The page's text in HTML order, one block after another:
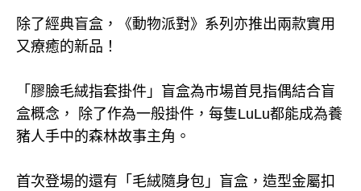
除了經典盲盒，《動物派對》系列亦推出兩款實用
又療癒的新品！
「膠臉毛絨指套掛件」盲盒為市場首見指偶結合盲
盒概念， 除了作為一般掛件，每隻LuLu都能成為養
豬人手中的森林故事主角。
首次登場的還有「毛絨隨身包」盲盒，造型金屬扣